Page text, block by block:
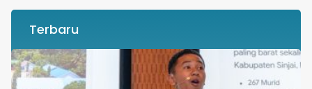
Terbaru